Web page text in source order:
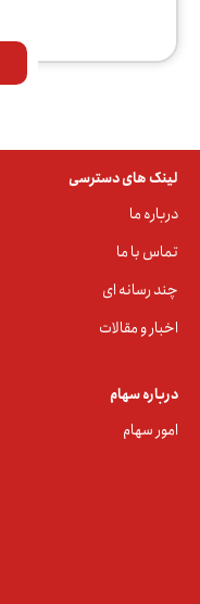
لینک های دسترسی
درباره ما
تماس با ما
چند رسانه ای
اخبار و مقالات
درباره سهام
امور سهام